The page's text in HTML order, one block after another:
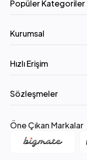
Popüler Kategoriler
Kurumsal
Hızlı Erişim
Sözleşmeler
Öne Çıkan Markalar